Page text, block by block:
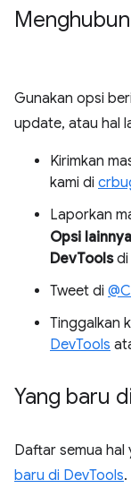
Gunakan opsi
update, atau hal
Kirimkan
kami di
Laporkan
Opsi lainnya
DevToolsdi
Tweet di
Tinggalkan
DevTools
Yang baru
Daftar semua hal
baru di DevTools.